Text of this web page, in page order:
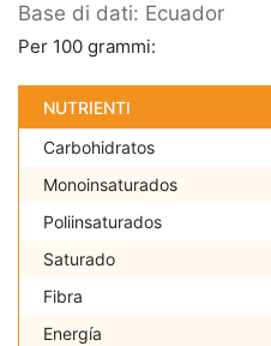
Base di dati: Ecuador
Per 100 grammi:
NUTRIENTI
Carbohidratos
Monoinsaturados
Poliinsaturados
Saturado
Fibra
Energía